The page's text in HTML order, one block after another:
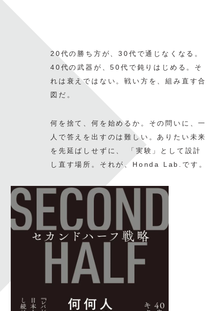
20代の勝ち方が、30代で通じなくなる。
40代の武器が、50代で鈍りはじめる。 そ
れは衰えではない。戦い方を、組み直す合
図だ。
何を捨て、何を始めるか。 その問いに、一
人で答えを出すのは難しい。 ありたい未来
を先延ばしせずに、
「実験」として設計
し直す場所。 それが、Honda Lab.です。